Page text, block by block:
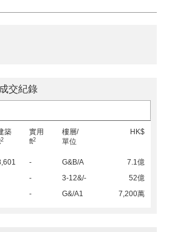
交紀錄
築
2
實用
ft2
樓層/
單位
HK$
- G&B/A
7.1億
- 3-12&/-
52億
- G&/A1 7,200萬